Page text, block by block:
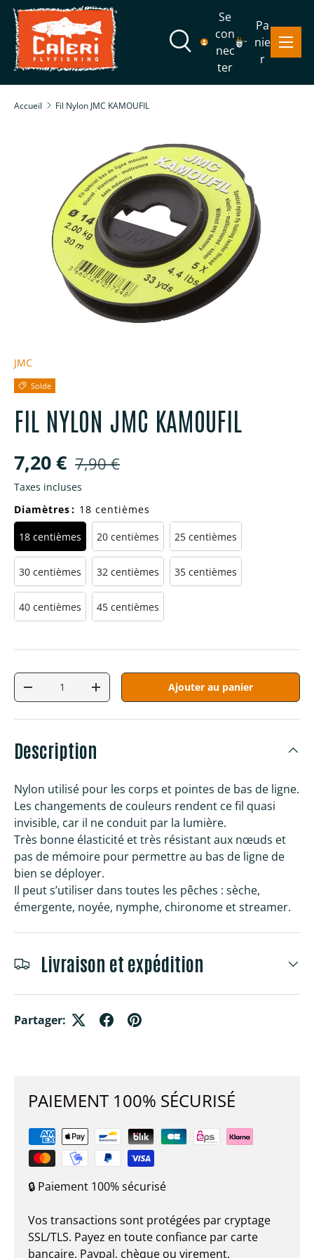
Aller au contenu
Recherche
Recherche
Se
con
nec
ter
Pa
nie
r
Menu
Accueil Fil Nylon JMC KAMOUFIL
Passer aux informations produits
JMC
Solde
FIL NYLON JMC KAMOUFIL
Prix soldé
7,20 € Prix habituel
7,90 €
Taxes incluses
Diamètres: 18 centièmes
18 centièmes 20 centièmes 25 centièmes
30 centièmes 32 centièmes 35 centièmes
40 centièmes 45 centièmes
Qté
Diminuer la quantitéAugmenter la quantitéAjouter au panier
Description
Nylon utilisé pour les corps et pointes de bas de ligne.
Les changements de couleurs rendent ce fil quasi
invisible, car il ne conduit par la lumière.
Très bonne élasticité et très résistant aux nœuds et
pas de mémoire pour permettre au bas de ligne de
bien se déployer.
Il peut s’utiliser dans toutes les pêches : sèche,
émergente, noyée, nymphe, chironome et streamer.
Livraison et expédition
Partager:
PAIEMENT 100% SÉCURISÉ
🔒 Paiement 100% sécurisé
Vos transactions sont protégées par cryptage
SSL/TLS. Payez en toute confiance par carte
bancaire, Paypal, chèque ou virement.